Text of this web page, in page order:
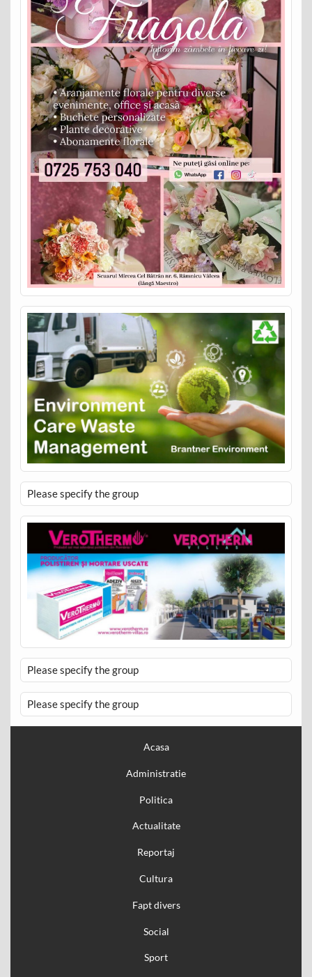
Please specify the group
Please specify the group
Please specify the group
Acasa
Administratie
Politica
Actualitate
Reportaj
Cultura
Fapt divers
Social
Sport